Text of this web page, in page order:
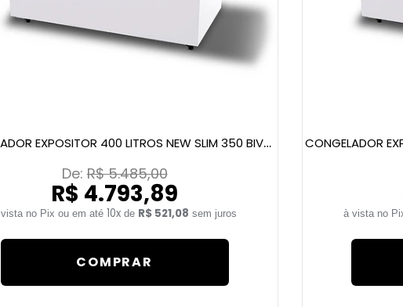
CONGELADOR EXPOSITOR 400 LITROS NEW SLIM 350 BIVOLT AMARELO
De: R$ 5.485,00
R$ 4.793,89
10x de R$ 521,08 sem juros
COMPRAR